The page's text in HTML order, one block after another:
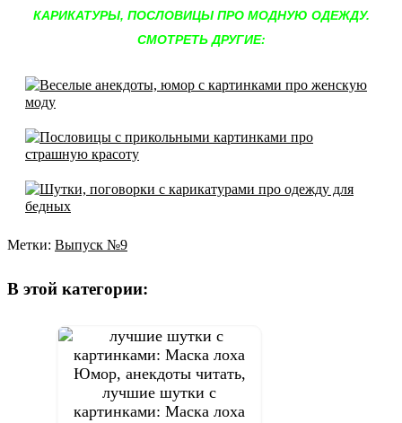
КАРИКАТУРЫ, ПОСЛОВИЦЫ ПРО МОДНУЮ ОДЕЖДУ.
СМОТРЕТЬ ДРУГИЕ:
Метки: Выпуск №9
В этой категории:
Юмор, анекдоты читать,
лучшие шутки с
картинками: Маска лоха
по